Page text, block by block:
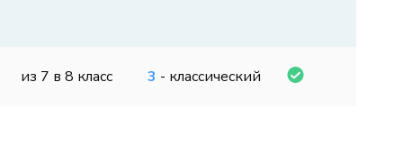
из 7 в 8 класс 3 - классический